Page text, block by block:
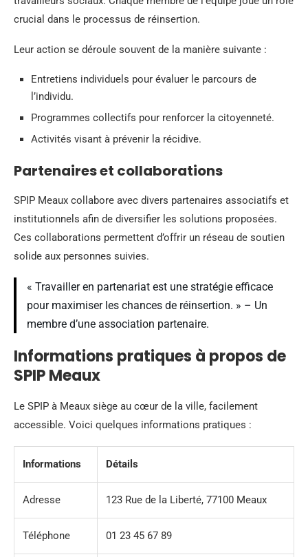
crucial dans le processus de réinsertion.
Leur action se déroule souvent de la manière suivante :
Entretiens individuels pour évaluer le parcours de
l’individu.
Programmes collectifs pour renforcer la citoyenneté.
Activités visant à prévenir la récidive.
Partenaires et collaborations
SPIP Meaux collabore avec divers partenaires associatifs et
institutionnels afin de diversifier les solutions proposées.
Ces collaborations permettent d’offrir un réseau de soutien
solide aux personnes suivies.
« Travailler en partenariat est une stratégie efficace
pour maximiser les chances de réinsertion. » – Un
membre d’une association partenaire.
Informations pratiques à propos de
SPIP Meaux
Le SPIP à Meaux siège au cœur de la ville, facilement
accessible. Voici quelques informations pratiques :
Informations Détails
Adresse 123 Rue de la Liberté, 77100 Meaux
Téléphone 01 23 45 67 89